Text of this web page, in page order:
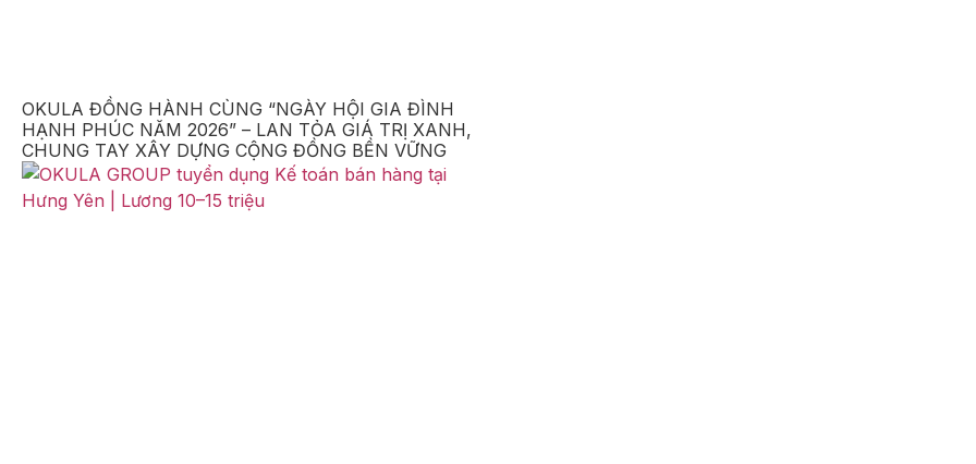
OKULA ĐỒNG HÀNH CÙNG “NGÀY HỘI GIA ĐÌNH
HẠNH PHÚC NĂM 2026” – LAN TỎA GIÁ TRỊ XANH,
CHUNG TAY XÂY DỰNG CỘNG ĐỒNG BỀN VỮNG